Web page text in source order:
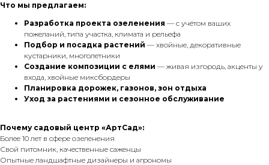
Что мы предлагаем:
Разработка проекта озеленения — с учётом ваших
пожеланий, типа участка, климата и рельефа
Подбор и посадка растений — хвойные, декоративные
кустарники, многолетники
Создание композиции с елями — живая изгородь, акценты у
входа, хвойные миксбордеры
Планировка дорожек, газонов, зон отдыха
Уход за растениями и сезонное обслуживание
Почему садовый центр «АртСад»:
Более 10 лет в сфере озеленения
Свой питомник, качественные саженцы
Опытные ландшафтные дизайнеры и агрономы